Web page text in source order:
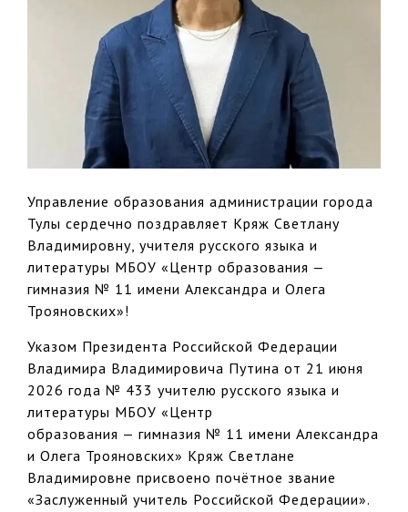
Управление образования администрации города
Тулы сердечно поздравляет Кряж Светлану
Владимировну, учителя русского языка и
литературы МБОУ «Центр образования —
гимназия № 11 имени Александра и Олега
Трояновских»!
Указом Президента Российской Федерации
Владимира Владимировича Путина от 21 июня
2026 года № 433 учителю русского языка и
литературы МБОУ «Центр
образования — гимназия № 11 имени Александра
и Олега Трояновских» Кряж Светлане
Владимировне присвоено почётное звание
«Заслуженный учитель Российской Федерации».